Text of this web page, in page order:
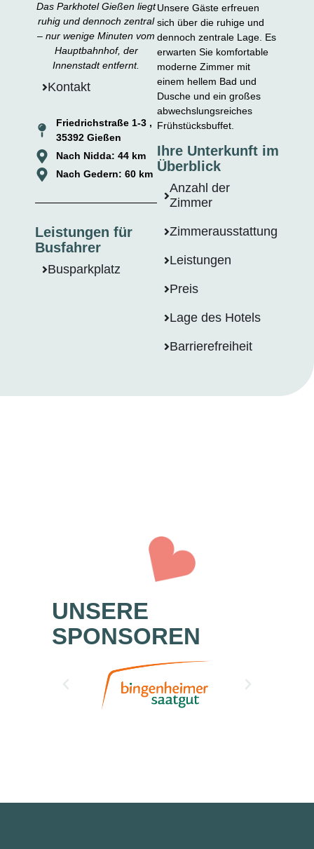
Das Parkhotel Gießen liegt
ruhig und dennoch zentral
– nur wenige Minuten vom
Hauptbahnhof, der
Innenstadt entfernt.
Kontakt
Friedrichstraße 1-3 ,
35392 Gießen
Nach Nidda: 44 km
Nach Gedern: 60 km
Leistungen für
Busfahrer
Busparkplatz
Unsere Gäste erfreuen
sich über die ruhige und
dennoch zentrale Lage. Es
erwarten Sie komfortable
moderne Zimmer mit
einem hellem Bad und
Dusche und ein großes
abwechslungsreiches
Frühstücksbuffet.
Ihre Unterkunft im
Überblick
Anzahl der
Zimmer
Zimmerausstattung
Leistungen
Preis
Lage des Hotels
Barrierefreiheit
UNSERE
SPONSOREN